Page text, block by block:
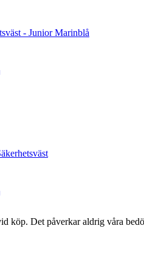
- Junior Marinblå
köp. Det påverkar aldrig våra